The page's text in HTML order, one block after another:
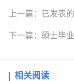
上一篇： 已发表
下一篇： 硕士毕
相关阅读